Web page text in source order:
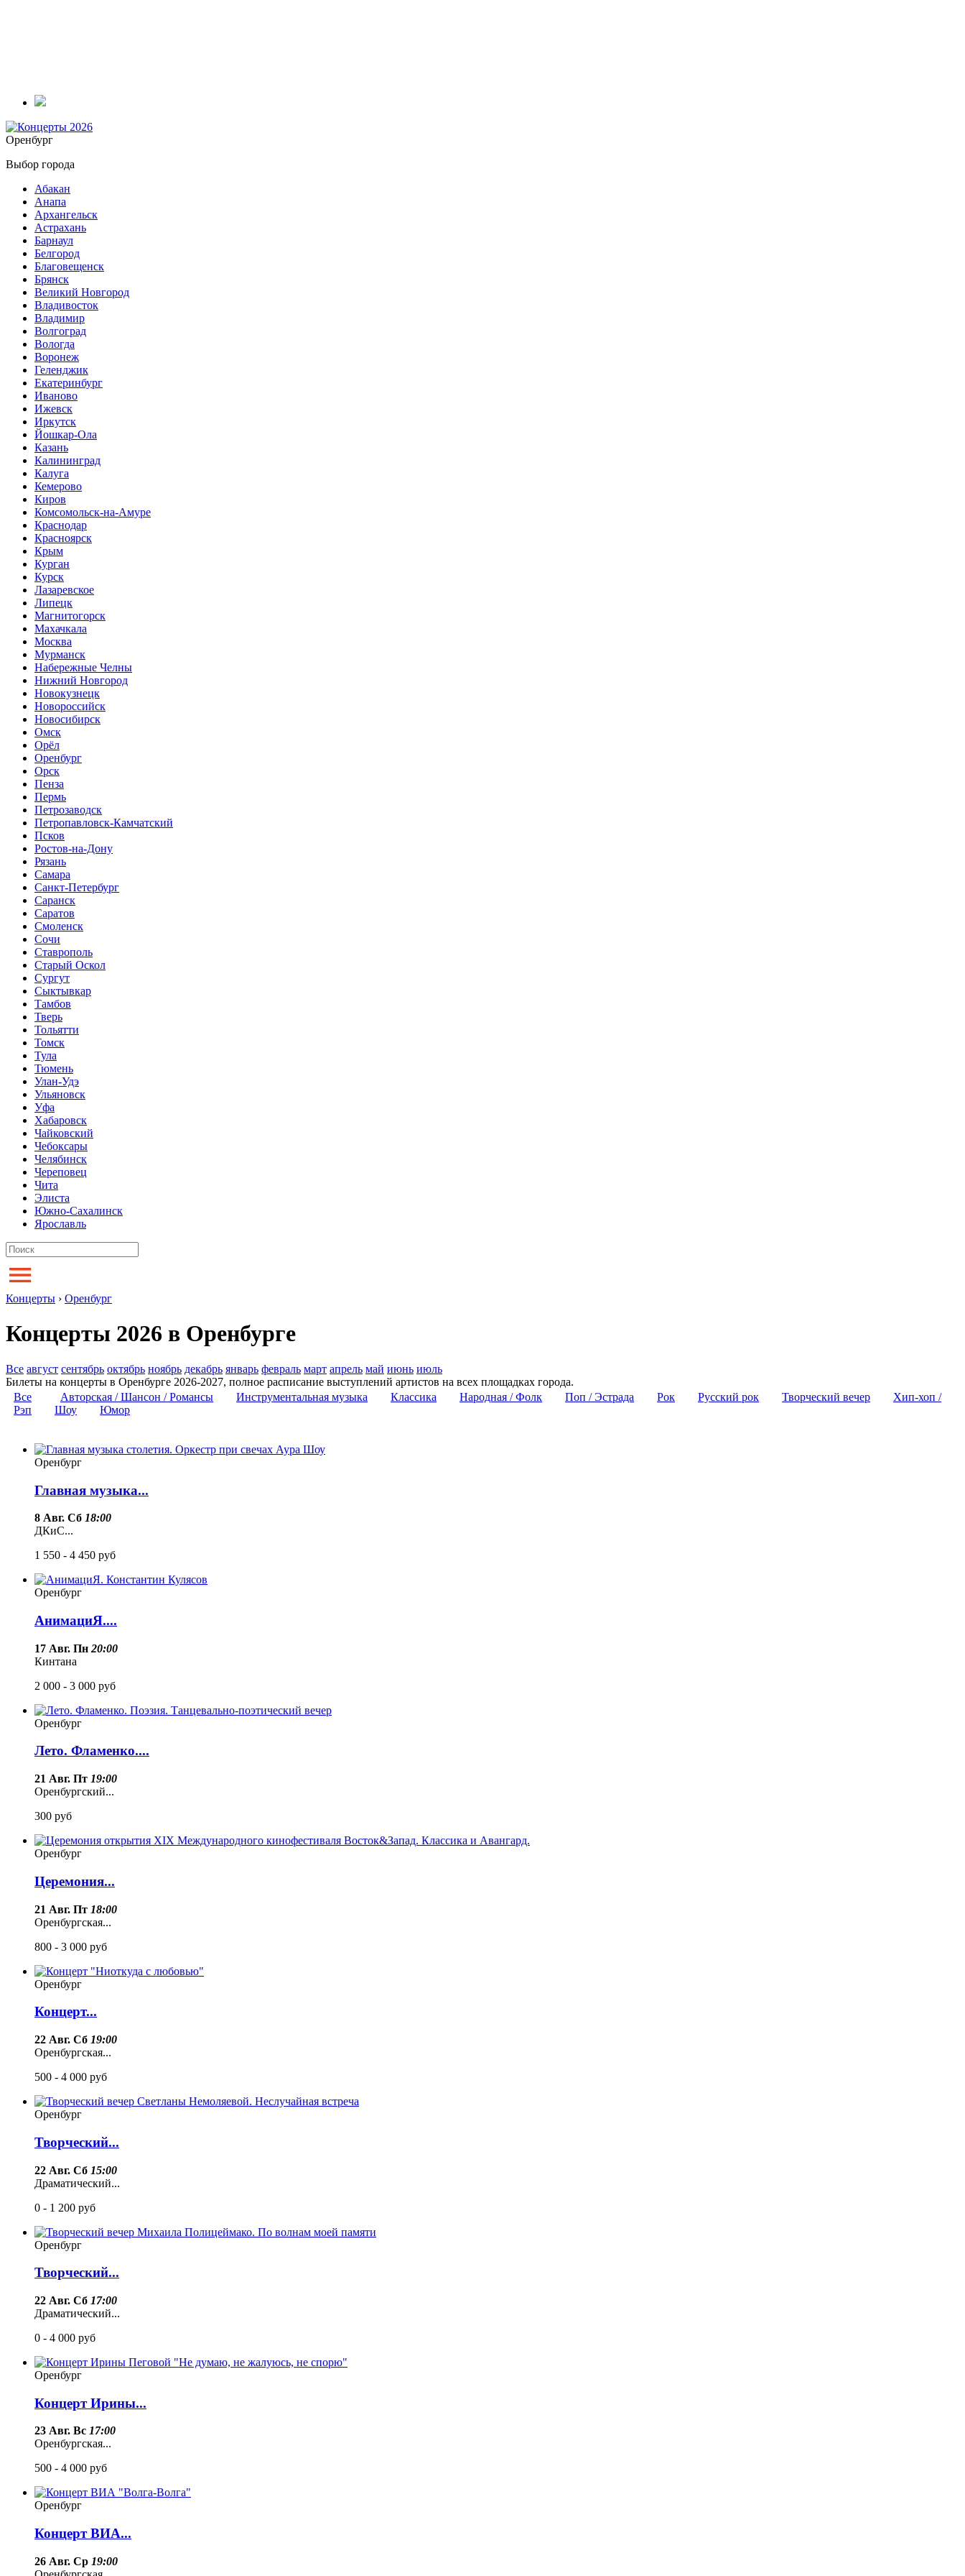
Оренбург
Выбор города
Абакан
Анапа
Архангельск
Астрахань
Барнаул
Белгород
Благовещенск
Брянск
Великий Новгород
Владивосток
Владимир
Волгоград
Вологда
Воронеж
Геленджик
Екатеринбург
Иваново
Ижевск
Иркутск
Йошкар-Ола
Казань
Калининград
Калуга
Кемерово
Киров
Комсомольск-на-Амуре
Краснодар
Красноярск
Крым
Курган
Курск
Лазаревское
Липецк
Магнитогорск
Махачкала
Москва
Мурманск
Набережные Челны
Нижний Новгород
Новокузнецк
Новороссийск
Новосибирск
Омск
Орёл
Оренбург
Орск
Пенза
Пермь
Петрозаводск
Петропавловск-Камчатский
Псков
Ростов-на-Дону
Рязань
Самара
Санкт-Петербург
Саранск
Саратов
Смоленск
Сочи
Ставрополь
Старый Оскол
Сургут
Сыктывкар
Тамбов
Тверь
Тольятти
Томск
Тула
Тюмень
Улан-Удэ
Ульяновск
Уфа
Хабаровск
Чайковский
Чебоксары
Челябинск
Череповец
Чита
Элиста
Южно-Сахалинск
Ярославль
Концерты › Оренбург
Концерты 2026 в Оренбурге
Все август сентябрь октябрь ноябрь декабрь январь февраль март апрель май июнь июль
Билеты на концерты в Оренбурге 2026-2027, полное расписание выступлений артистов на всех площадках города.
Все
Авторская / Шансон / Романсы Инструментальная музыка Классика Народная / Фолк Поп / Эстрада Рок Русский рок Творческий вечер
Хип-хоп /
Рэп
Шоу Юмор
Оренбург
Главная музыка...
8 Авг. Сб 18:00
ДКиС...
1 550 - 4 450 руб
Оренбург
АнимациЯ....
17 Авг. Пн 20:00
Кинтана
2 000 - 3 000 руб
Оренбург
Лето. Фламенко....
21 Авг. Пт 19:00
Оренбургский...
300 руб
Оренбург
Церемония...
21 Авг. Пт 18:00
Оренбургская...
800 - 3 000 руб
Оренбург
Концерт...
22 Авг. Сб 19:00
Оренбургская...
500 - 4 000 руб
Оренбург
Творческий...
22 Авг. Сб 15:00
Драматический...
0 - 1 200 руб
Оренбург
Творческий...
22 Авг. Сб 17:00
Драматический...
0 - 4 000 руб
Оренбург
Концерт Ирины...
23 Авг. Вс 17:00
Оренбургская...
500 - 4 000 руб
Оренбург
Концерт ВИА...
26 Авг. Ср 19:00